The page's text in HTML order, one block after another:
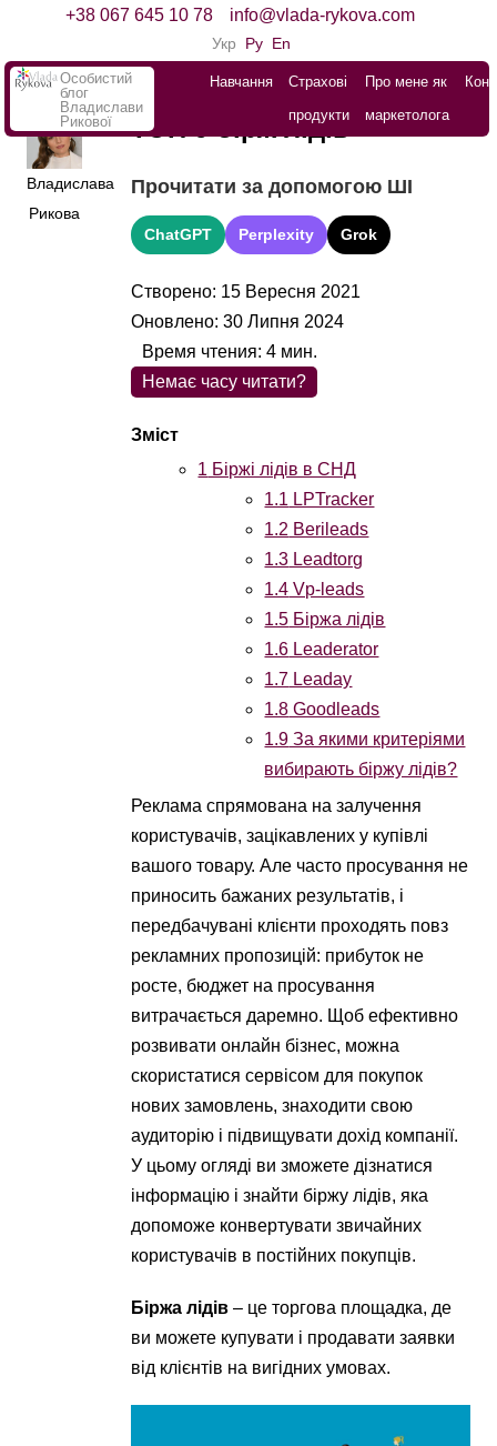
+38 067 645 10 78 info@vlada-rykova.com
Укр Ру En
Особистий
блог
Владислави
Рикової
Навчання
Страхові
продукти
Про мене як
маркетолога
Владислава
Рикова
ТОП 9 бірж лідів
Прочитати за допомогою ШІ
ChatGPT Perplexity Grok
Створено: 15 Вересня 2021
Оновлено: 30 Липня 2024
Немає часу читати?
1 Біржі лідів в СНД
1.1 LPTracker
1.2 Berileads
1.3 Leadtorg
1.4 Vp-leads
1.5 Біржа лідів
1.6 Leaderator
1.7 Leaday
1.8 Goodleads
1.9 За якими критеріями
вибирають біржу лідів?
Время чтения:4 мин.
Реклама спрямована на залучення
користувачів, зацікавлених у купівлі
вашого товару. Але часто просування не
приносить бажаних результатів, і
передбачувані клієнти проходять повз
рекламних пропозицій: прибуток не
росте, бюджет на просування
витрачається даремно. Щоб ефективно
розвивати онлайн бізнес, можна
скористатися сервісом для покупок
нових замовлень, знаходити свою
аудиторію і підвищувати дохід компанії.
У цьому огляді ви зможете дізнатися
інформацію і знайти біржу лідів, яка
допоможе конвертувати звичайних
користувачів в постійних покупців.
Біржа лідів – це торгова площадка, де
ви можете купувати і продавати заявки
від клієнтів на вигідних умовах.